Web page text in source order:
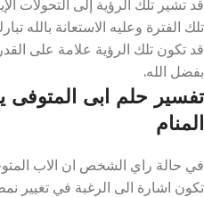
قد تشير تلك الرؤية إلى التحولات
تلك الفترة وعليه الاستعانة بالله
قد تكون تلك الرؤية علامة على
بفضل الله.
تفسير حلم ابى
المنام
في حالة راي الشخص ان الاب
تكون اشارة الى الرغبة في تغيير